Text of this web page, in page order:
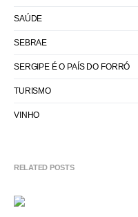
SAÚDE
SEBRAE
SERGIPE É O PAÍS DO FORRÓ
TURISMO
VINHO
RELATED POSTS